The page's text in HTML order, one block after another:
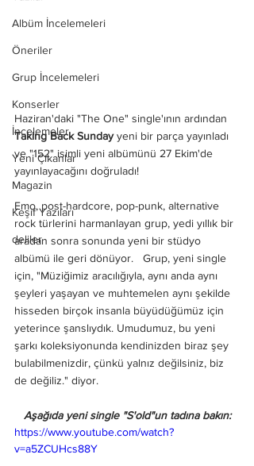
Albüm İncelemeleri
Öneriler
Grup İncelemeleri
Konserler
İncelemeler
Yeni Çıkanlar
Magazin
Keşif Yazıları
deliler
Haziran'daki "The One" single'ının ardından
Taking Back Sunday yeni bir parça yayınladı
ve "152" isimli yeni albümünü 27 Ekim'de
yayınlayacağını doğruladı!
Emo, post-hardcore, pop-punk, alternative
rock türlerini harmanlayan grup, yedi yıllık bir
aradan sonra sonunda yeni bir stüdyo
albümü ile geri dönüyor.   Grup, yeni single
için, "Müziğimiz aracılığıyla, aynı anda aynı
şeyleri yaşayan ve muhtemelen aynı şekilde
hisseden birçok insanla büyüdüğümüz için
yeterince şanslıydık. Umudumuz, bu yeni
şarkı koleksiyonunda kendinizden biraz şey
bulabilmenizdir, çünkü yalnız değilsiniz, biz
de değiliz." diyor.
Aşağıda yeni single "S'old"un tadına bakın:
https://www.youtube.com/watch?
v=a5ZCUHcs88Y